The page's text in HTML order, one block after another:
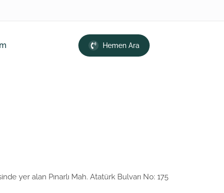
Hemen Ara
yer alan Pınarlı Mah. Atatürk Bulvarı No: 175